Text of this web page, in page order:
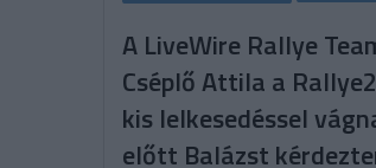
A LiveWire Rallye
Cséplő Attila a
kis lelkesedéssel
előtt Balázst